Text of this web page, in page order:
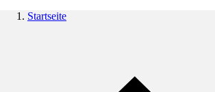
Startseite